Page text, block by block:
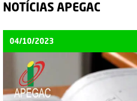
NOTÍCIAS APEGAC
04/10/2023